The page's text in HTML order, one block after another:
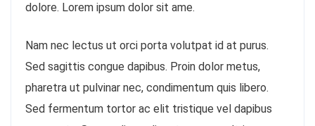
dolore. Lorem ipsum dolor sit ame.
Nam nec lectus ut orci porta volutpat id at purus.
Sed sagittis congue dapibus. Proin dolor metus,
pharetra ut pulvinar nec, condimentum quis libero.
Sed fermentum tortor ac elit tristique vel dapibus